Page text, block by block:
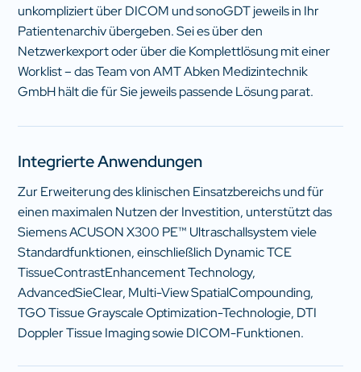
unkompliziert über DICOM und sonoGDT jeweils in Ihr
Patientenarchiv übergeben. Sei es über den
Netzwerkexport oder über die Komplettlösung mit einer
Worklist – das Team von AMT Abken Medizintechnik
GmbH hält die für Sie jeweils passende Lösung parat.
Integrierte Anwendungen
Zur Erweiterung des klinischen Einsatzbereichs und für
einen maximalen Nutzen der Investition, unterstützt das
Siemens ACUSON X300 PE™ Ultraschallsystem viele
Standardfunktionen, einschließlich Dynamic TCE
TissueContrastEnhancement Technology,
AdvancedSieClear, Multi-View SpatialCompounding,
TGO Tissue Grayscale Optimization-Technologie, DTI
Doppler Tissue Imaging sowie DICOM-Funktionen.